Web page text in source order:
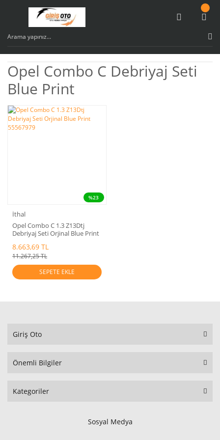
Opel Combo C Debriyaj Seti
Blue Print
%23
İthal
Opel Combo C 1.3 Z13Dtj
Debriyaj Seti Orjinal Blue Print
8.663,69 TL
11.267,25 TL
SEPETE EKLE
Giriş Oto
Önemli Bilgiler
Kategoriler
Sosyal Medya